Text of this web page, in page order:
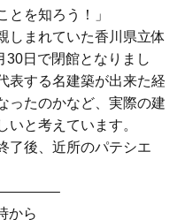
とを知ろう！」
しまれていた香川県立体
30日で閉館となりまし
表する名建築が出来た経
ったのかなど、実際の建
と考えています。
了後、近所のパテシエ
から